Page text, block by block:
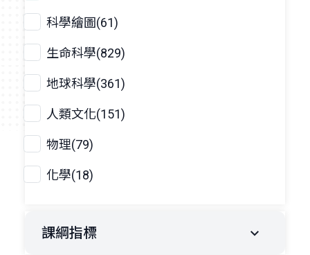
科學繪圖(61)
生命科學(829)
地球科學(361)
人類文化(151)
物理(79)
化學(18)
課綱指標